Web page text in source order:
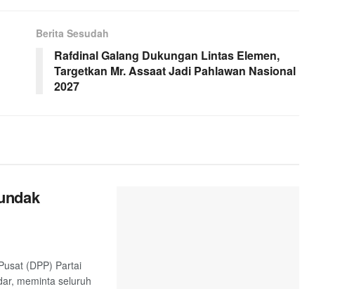
Berita Sesudah
Rafdinal Galang Dukungan Lintas Elemen,
Targetkan Mr. Assaat Jadi Pahlawan Nasional
2027
(DPP) Partai
meminta seluruh